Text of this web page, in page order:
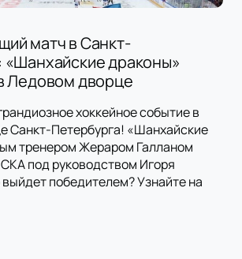
матч в Санкт-
«Шанхайские драконы»
Ледовом дворце
хоккейное событие в
Санкт-Петербурга! «Шанхайские
тренером Жераром Галланом
под руководством Игоря
победителем? Узнайте на